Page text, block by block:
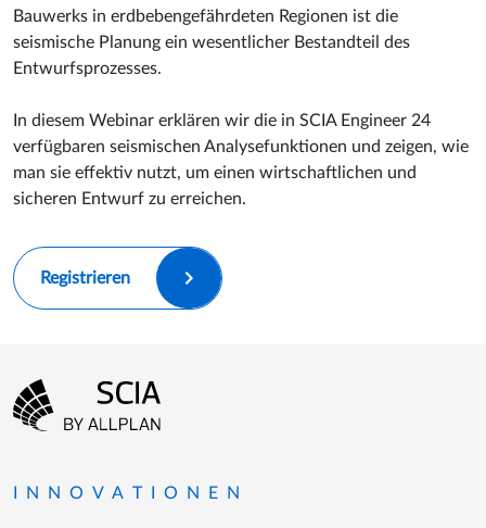
Bauwerks in erdbebengefährdeten Regionen ist die
seismische Planung ein wesentlicher Bestandteil des
Entwurfsprozesses.
In diesem Webinar erklären wir die in SCIA Engineer 24
verfügbaren seismischen Analysefunktionen und zeigen, wie
man sie effektiv nutzt, um einen wirtschaftlichen und
sicheren Entwurf zu erreichen.
Registrieren
Fußzeilenmenü
INNOVATIONEN